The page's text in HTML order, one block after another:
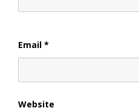
Email *
Website